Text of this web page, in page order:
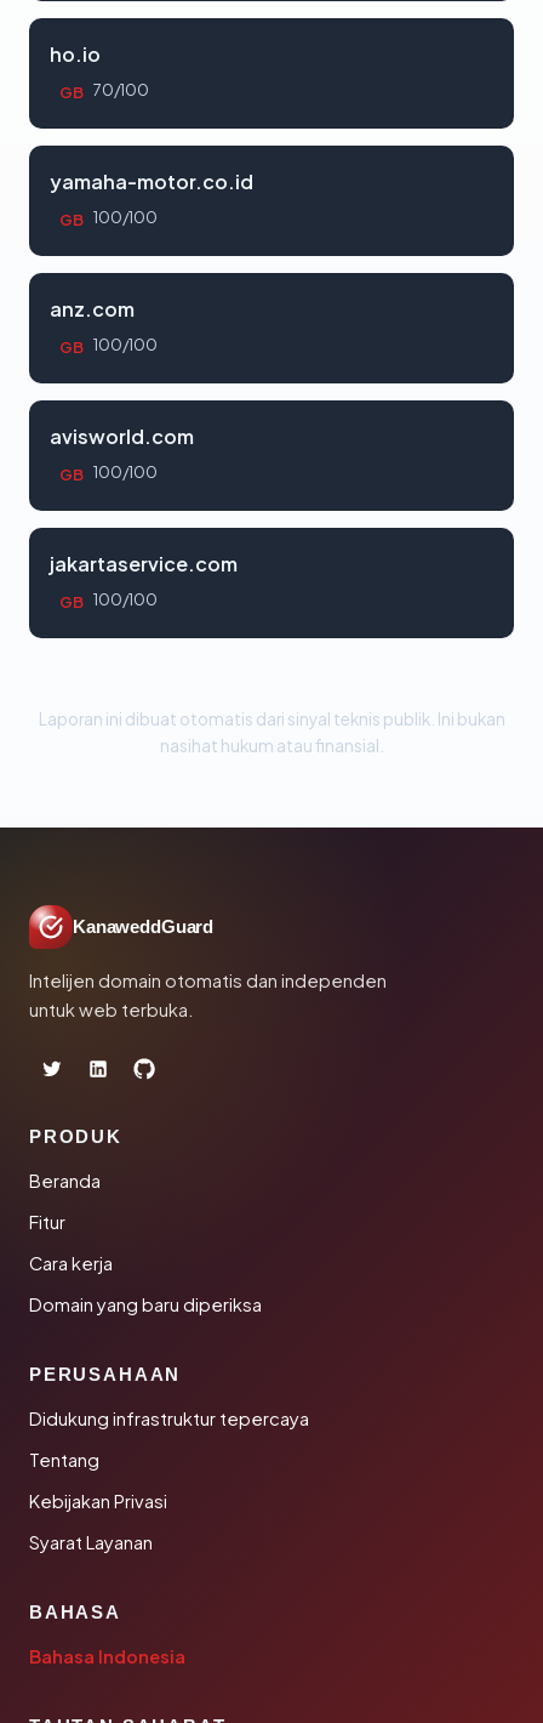
ho.io
GB 70/100
yamaha-motor.co.id
GB 100/100
anz.com
GB 100/100
avisworld.com
GB 100/100
jakartaservice.com
GB 100/100
Laporan ini dibuat otomatis dari sinyal teknis publik. Ini bukan
nasihat hukum atau finansial.
KanaweddGuard
Intelijen domain otomatis dan independen
untuk web terbuka.
PRODUK
Beranda
Fitur
Cara kerja
Domain yang baru diperiksa
PERUSAHAAN
Didukung infrastruktur tepercaya
Tentang
Kebijakan Privasi
Syarat Layanan
BAHASA
Bahasa Indonesia